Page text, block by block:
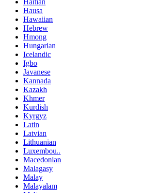
Hausa
Hawaiian
Hebrew
Hmong
Hungarian
Icelandic
Igbo
Javanese
Kannada
Kazakh
Khmer
Kurdish
Kyrgyz
Latin
Latvian
Lithuanian
Luxembou..
Macedonian
Malagasy
Malay
Malayalam